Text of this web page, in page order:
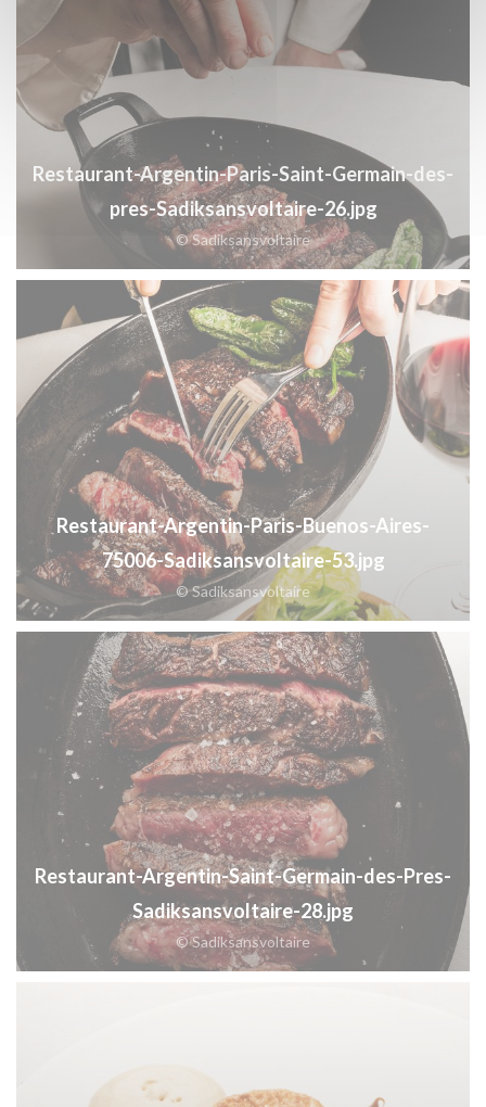
Restaurant-Argentin-Paris-Saint-Germain-des-
pres-Sadiksansvoltaire-26.jpg
© Sadiksansvoltaire
Restaurant-Argentin-Paris-Buenos-Aires-
75006-Sadiksansvoltaire-53.jpg
© Sadiksansvoltaire
Restaurant-Argentin-Saint-Germain-des-Pres-
Sadiksansvoltaire-28.jpg
© Sadiksansvoltaire